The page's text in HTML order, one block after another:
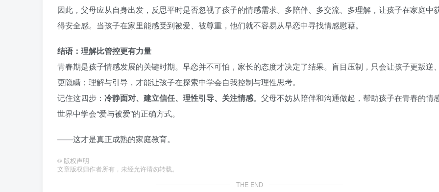
因此，父母应从自身出发，反思平时是否忽视了孩子的情感需求。多陪伴、多交流、多理解，让孩子在家庭中
得安全感。当孩子在家里能感受到被爱、被尊重，他们就不容易从早恋中寻找情感慰藉。
结语：理解比管控更有力量
青春期是孩子情感发展的关键时期。早恋并不可怕，家长的态度才决定了结果。盲目压制，只会让孩子更叛逆、
更隐瞒；理解与引导，才能让孩子在探索中学会自我控制与理性思考。
记住这四步： 冷静面对、建立信任、理性引导、关注情感。父母不妨从陪伴和沟通做起，帮助孩子在青春的情
世界中学会“爱与被爱”的正确方式。
——这才是真正成熟的家庭教育。
© 版权声明
文章版权归作者所有，未经允许请勿转载。
THE END